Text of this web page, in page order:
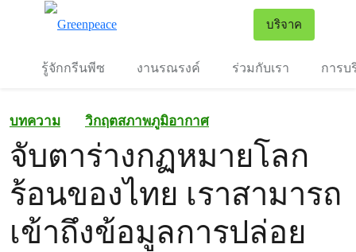
บริจาค
รู้จักกรีนพีซ งานรณรงค์ ร่วมกับเรา การบ
บทความ วิกฤตสภาพภูมิอากาศ
จับตาร่างกฏหมายโลก
ร้อนของไทย เราสามารถ
เข้าถึงข้อมูลการปล่อย